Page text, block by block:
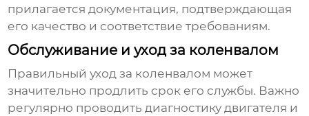
прилагается документация, подтверждающая
его качество и соответствие требованиям.
Обслуживание и уход за коленвалом
Правильный уход за коленвалом может
значительно продлить срок его службы. Важно
регулярно проводить диагностику двигателя и